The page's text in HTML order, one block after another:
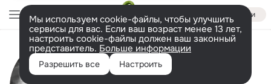
Войти
Мы используем cookie-файлы, чтобы улучшить
сервисы для вас. Если ваш возраст менее 13 лет,
настроить cookie-файлы должен ваш законный
представитель. Больше информации
Разрешить все Настроить
Исполнитель
Penn Chan